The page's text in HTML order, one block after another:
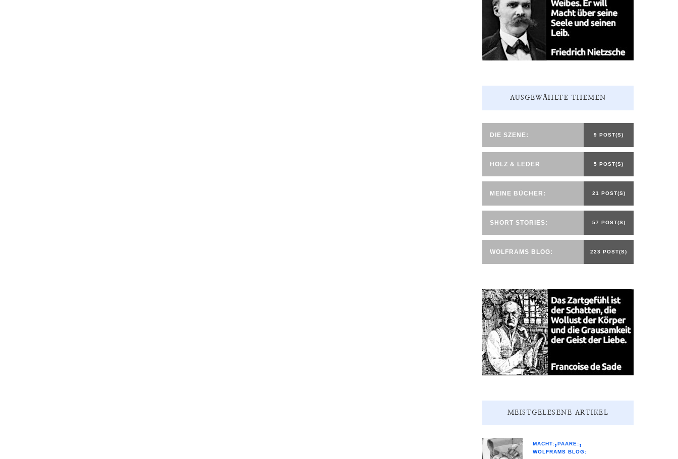
AUSGEWÄHLTE THEMEN
DIE SZENE: 9 POST(S)
HOLZ & LEDER 5 POST(S)
MEINE BÜCHER: 21 POST(S)
SHORT STORIES: 57 POST(S)
WOLFRAMS BLOG: 223 POST(S)
MEISTGELESENE ARTIKEL
MACHT:
PAARE:
WOLFRAMS BLOG: